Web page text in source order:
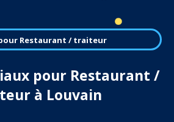
Restaurant / traiteur
pour Restaurant /
à Louvain